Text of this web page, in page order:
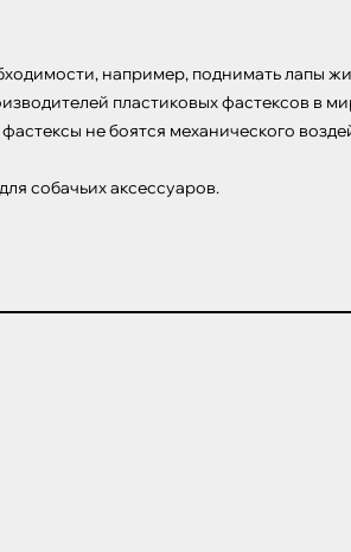
например, поднимать лапы
пластиковых фастексов в
не боятся механического
собачьих аксессуаров.